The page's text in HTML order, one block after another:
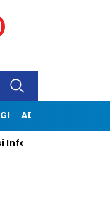
ADVERTORIAL
Informasi Jabar